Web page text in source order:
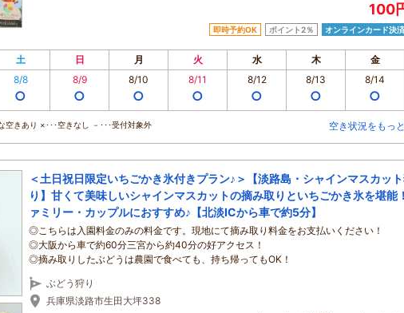
100
即時予約OK ポイント2％ オンラインカード決
土 日 月 火 水 木 金
8/8
○
8/9
○
8/10
○
8/11
○
8/12
○
8/13
○
8/14
○
空きあり ×･･･空きなし －･･･受付対象外 空き状況をもっ
＜土日祝日限定いちごかき氷付きプラン♪＞【淡路島・シャインマスカッ
り】甘くて美味しいシャインマスカットの摘み取りといちごかき氷を堪能
ァミリー・カップルにおすすめ♪【北淡ICから車で約5分】
◎こちらは入園料金のみの料金です。現地にて摘み取り料金をお支払いください！
◎大阪から車で約60分三宮から約40分の好アクセス！
◎摘み取りしたぶどうは農園で食べても、持ち帰ってもOK！
ぶどう狩り
兵庫県淡路市生田大坪338